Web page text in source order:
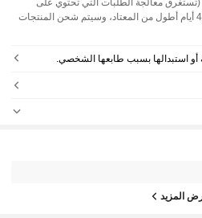
منتجات مخصصة عادةً من 1 إلى 4 أيام أطول من المعتاد، وسيتم شحن المنتجات
أو استبدالها بسبب طابعها الشخصي.
المزيد